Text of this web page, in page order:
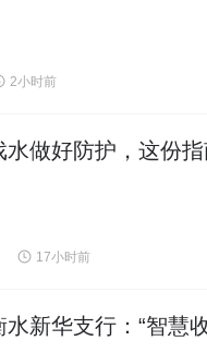
2小时前
水做好防护，这份
17小时前
水新华支行：“智慧